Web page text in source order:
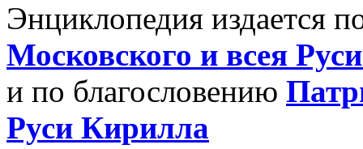
Энциклопедия издается
Московского и всея
и по благословению
Руси Кирилла